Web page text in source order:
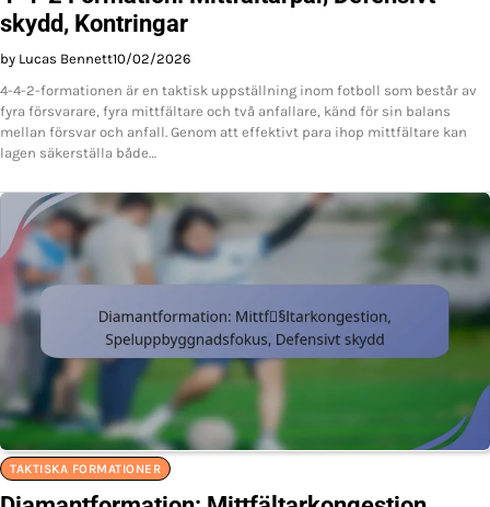
skydd, Kontringar
by Lucas Bennett10/02/2026
4-4-2-formationen är en taktisk uppställning inom fotboll som består av
fyra försvarare, fyra mittfältare och två anfallare, känd för sin balans
mellan försvar och anfall. Genom att effektivt para ihop mittfältare kan
lagen säkerställa både…
TAKTISKA FORMATIONER